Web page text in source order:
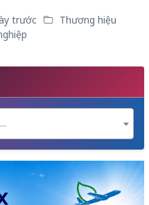
trước
Thương hiệu